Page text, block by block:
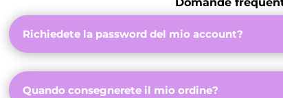
Domande
Richiedete la password del mio account?
Quando consegnerete il mio ordine?